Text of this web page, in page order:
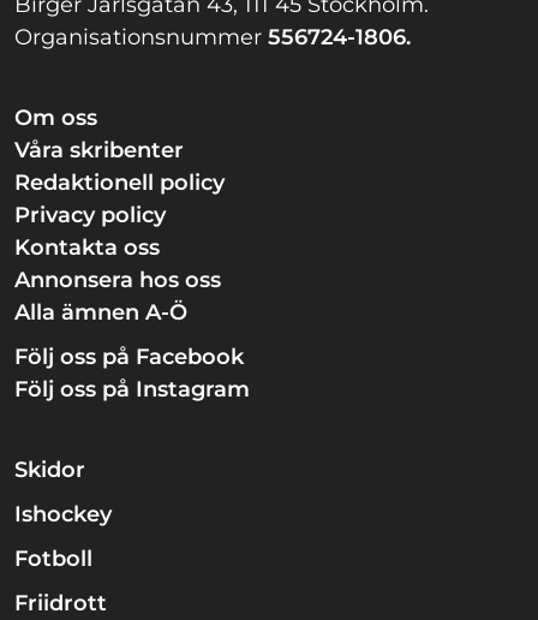
Organisationsnummer 556724-1806.
Om oss
Våra skribenter
Redaktionell policy
Privacy policy
Kontakta oss
Annonsera hos oss
Alla ämnen A-Ö
Följ oss på Facebook
Följ oss på Instagram
Skidor
Ishockey
Fotboll
Friidrott